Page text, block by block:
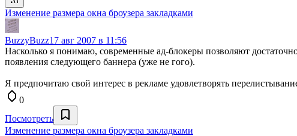
Изменение размера окна броузера закладками
BuzzyBuzz17 авг 2007 в 11:56
Насколько я понимаю, современные ад-блокеры позволяют
появления следующего баннера (уже не гого).
Я предпочитаю свой интерес в рекламе удовлетворять
0
Посмотреть
Изменение размера окна броузера закладками